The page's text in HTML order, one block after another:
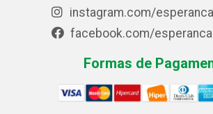
instagram.com/
facebook.com/
Formas de